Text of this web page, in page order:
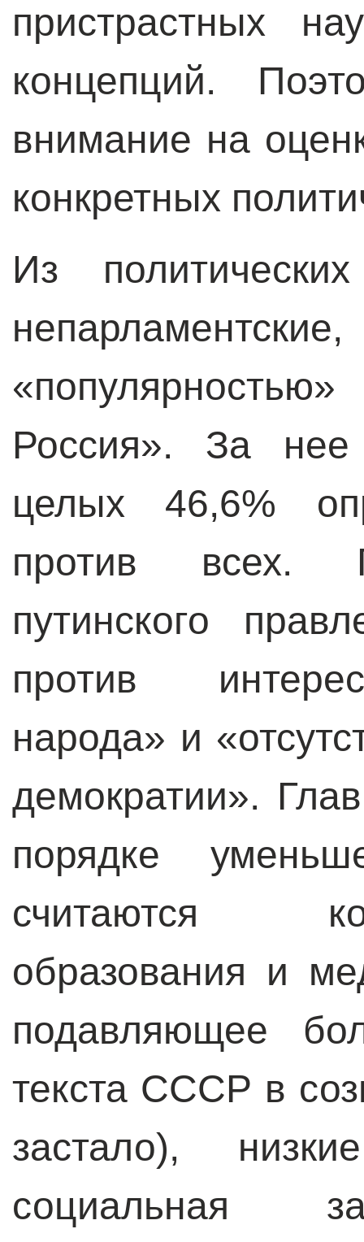
пристрастных
концепций.
внимание на
конкретных
Из
Россия». За
целых 46,6%
против всех.
путинского
против
народа» и
демократии».
порядке
считаются
образования и
подавляющее
текста СССР в
застало),
социальная